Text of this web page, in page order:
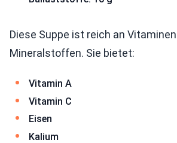
Diese Suppe ist reich an
Mineralstoffen. Sie bietet:
Vitamin A
Vitamin C
Eisen
Kalium